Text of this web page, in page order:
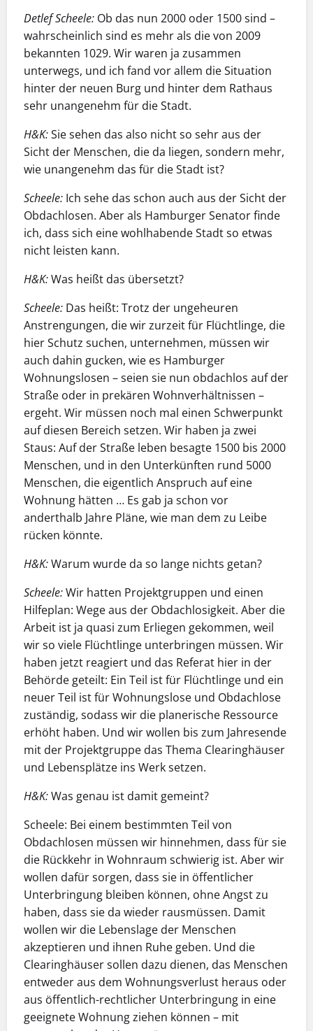
Detlef Scheele: Ob das nun 2000 oder 1500 sind –
wahrscheinlich sind es mehr als die von 2009
bekannten 1029. Wir waren ja zusammen
unterwegs, und ich fand vor allem die Situation
hinter der neuen Burg und hinter dem Rathaus
sehr unangenehm für die Stadt.
H&K:Sie sehen das also nicht so sehr aus der
Sicht der Menschen, die da liegen, sondern mehr,
wie unangenehm das für die Stadt ist?
Scheele: Ich sehe das schon auch aus der Sicht der
Obdachlosen. Aber als Hamburger Senator finde
ich, dass sich eine wohlhabende Stadt so etwas
nicht leisten kann.
H&K:Was heißt das übersetzt?
Scheele: Das heißt: Trotz der ungeheuren
Anstrengungen, die wir zurzeit für Flüchtlinge, die
hier Schutz suchen, unternehmen, müssen wir
auch dahin gucken, wie es Hamburger
Wohnungslosen – seien sie nun obdachlos auf der
Straße oder in prekären Wohnverhältnissen –
ergeht. Wir müssen noch mal einen Schwerpunkt
auf diesen Bereich setzen. Wir haben ja zwei
Staus: Auf der Straße leben besagte 1500 bis 2000
Menschen, und in den Unterkünften rund 5000
Menschen, die eigentlich Anspruch auf eine
Wohnung hätten … Es gab ja schon vor
anderthalb Jahre Pläne, wie man dem zu Leibe
rücken könnte.
H&K:Warum wurde da so lange nichts getan?
Scheele:Wir hatten Projektgruppen und einen
Hilfeplan: Wege aus der Obdachlosigkeit. Aber die
Arbeit ist ja quasi zum Erliegen gekommen, weil
wir so viele Flüchtlinge unterbringen müssen. Wir
haben jetzt reagiert und das Referat hier in der
Behörde geteilt: Ein Teil ist für Flüchtlinge und ein
neuer Teil ist für Wohnungslose und Obdachlose
zuständig, sodass wir die planerische Ressource
erhöht haben. Und wir wollen bis zum Jahresende
mit der Projektgruppe das Thema Clearinghäuser
und Lebensplätze ins Werk setzen.
H&K:Was genau ist damit gemeint?
Scheele: Bei einem bestimmten Teil von
Obdachlosen müssen wir hinnehmen, dass für sie
die Rückkehr in Wohnraum schwierig ist. Aber wir
wollen dafür sorgen, dass sie in öffentlicher
Unterbringung bleiben können, ohne Angst zu
haben, dass sie da wieder rausmüssen. Damit
wollen wir die Lebenslage der Menschen
akzeptieren und ihnen Ruhe geben. Und die
Clearinghäuser sollen dazu dienen, das Menschen
entweder aus dem Wohnungsverlust heraus oder
aus öffentlich-rechtlicher Unterbringung in eine
geeignete Wohnung ziehen können – mit